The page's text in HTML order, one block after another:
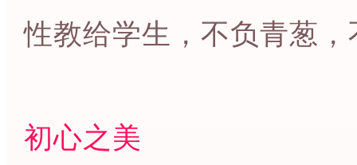
性教给学生，不负青葱
初心之美